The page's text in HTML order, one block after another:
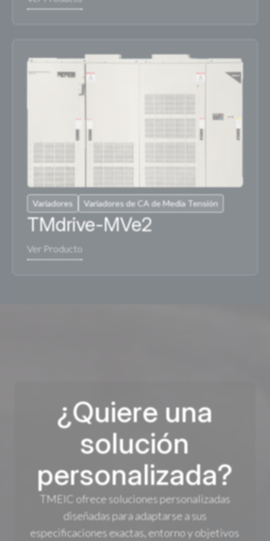
Variadores Variadores de CA de Media Tensión
TMdrive-MVe2
¿Quiere una
solución
personalizada?
TMEIC ofrece soluciones personalizadas
diseñadas para adaptarse a sus
especificaciones exactas, entorno y objetivos